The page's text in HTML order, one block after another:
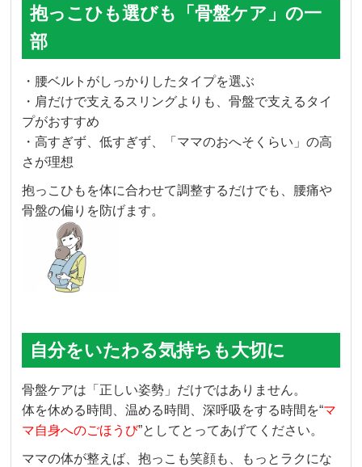
抱っこひも選びも「骨盤ケア」の一
部
・腰ベルトがしっかりしたタイプを選ぶ
・肩だけで支えるスリングよりも、骨盤で支えるタイ
プがおすすめ
・高すぎず、低すぎず、「ママのおへそくらい」の高
さが理想
抱っこひもを体に合わせて調整するだけでも、腰痛や
骨盤の偏りを防げます。
自分をいたわる気持ちも大切に
骨盤ケアは「正しい姿勢」だけではありません。
体を休める時間、温める時間、深呼吸をする時間を“マ
マ自身へのごほうび”としてとってあげてください。
ママの体が整えば、抱っこも笑顔も、もっとラクにな